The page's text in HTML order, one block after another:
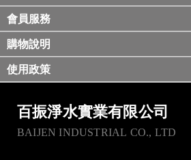
會員服務
購物說明
使用政策
百振淨水實業有限公司
BAIJEN INDUSTRIAL CO., LTD